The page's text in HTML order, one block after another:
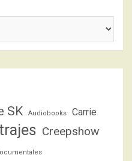
SK Audiobooks Carrie
Creepshow